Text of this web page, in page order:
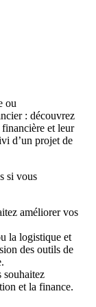
ou
: découvrez
et leur
d’un projet de
si vous
améliorer vos
la logistique et
des outils de
souhaitez
et la finance.